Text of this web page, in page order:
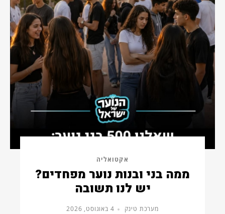
אקטואליה
ממה בני ובנות נוער מפחדים?
יש לנו תשובה
מערכת טינק 4 באוגוסט, 2026